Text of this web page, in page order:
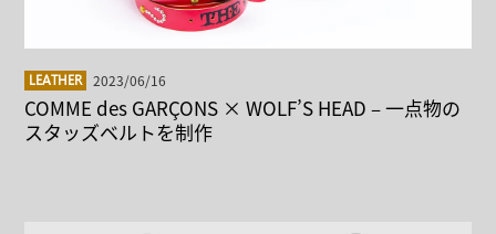
LEATHER 2023/06/16
COMME des GARÇONS × WOLF’S HEAD – 一点物の
スタッズベルトを制作